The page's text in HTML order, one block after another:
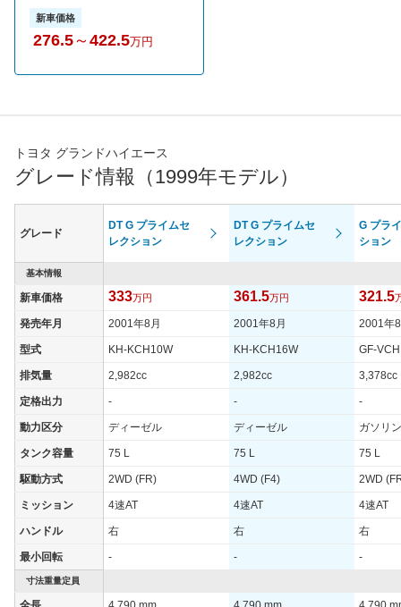
新車価格
276.5～ 422.5万円
トヨタ グランドハイエース
グレード情報（1999年モデル）
グレード
DT G プライムセ
レクション
DT G プライムセ
レクション
G プラ
ション
基本情報
新車価格 333万円 361.5万円 321.5
発売年月 2001年8月 2001年8月 2001年
型式 KH-KCH10W KH-KCH16W GF-
排気量 2,982cc 2,982cc 3,378cc
定格出力 - - -
動力区分 ディーゼル ディーゼル ガソリン
タンク容量 75 L 75 L 75 L
駆動方式 2WD (FR) 4WD (F4) 2WD
ミッション 4速AT 4速AT 4速AT
ハンドル 右 右 右
最小回転 - - -
寸法重量定員